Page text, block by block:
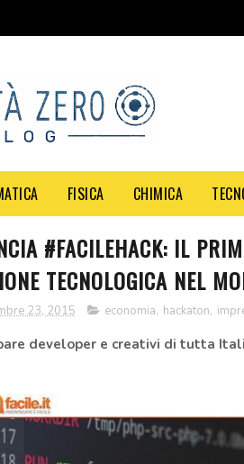
FISICA CHIMICA
#FACILEHACK: IL
TECNOLOGICA NEL
23, 2015 economia, hackaton,
developer e creativi di tutta